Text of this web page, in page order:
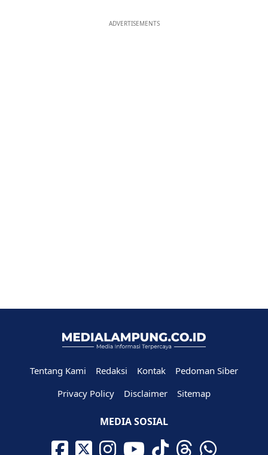
ADVERTISEMENTS
Tentang Kami Redaksi Kontak
Pedoman Siber
Privacy Policy
Disclaimer Sitemap
MEDIA SOSIAL